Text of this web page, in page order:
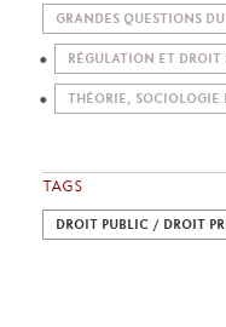
GRANDES QUESTIONS
RÉGULATION ET
THÉORIE, SOCIOLOGIE
TAGS
DROIT PUBLIC / DROIT